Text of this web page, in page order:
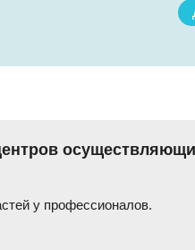
у профессионалов.